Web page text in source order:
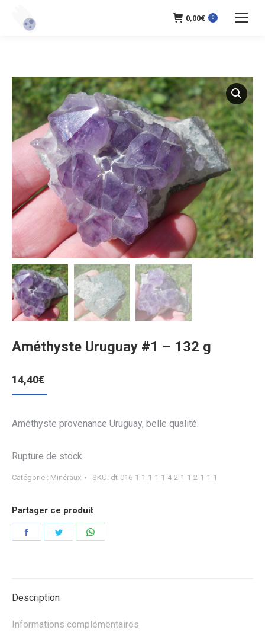
0,00€ 0
Améthyste Uruguay #1 – 132 g
14,40€
Améthyste provenance Uruguay, belle qualité.
Rupture de stock
Catégorie : Minéraux SKU: dt-016-1-1-1-1-1-4-2-1-1-2-1-1-1
Partager ce produit
Partager Partager
Description
Informations complémentaires